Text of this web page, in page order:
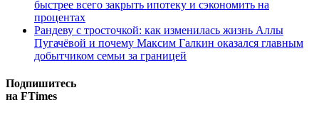
быстрее всего закрыть ипотеку и сэкономить на
процентах
Рандеву с тросточкой: как изменилась жизнь Аллы
Пугачёвой и почему Максим Галкин оказался главным
добытчиком семьи за границей
Подпишитесь
на FTimes